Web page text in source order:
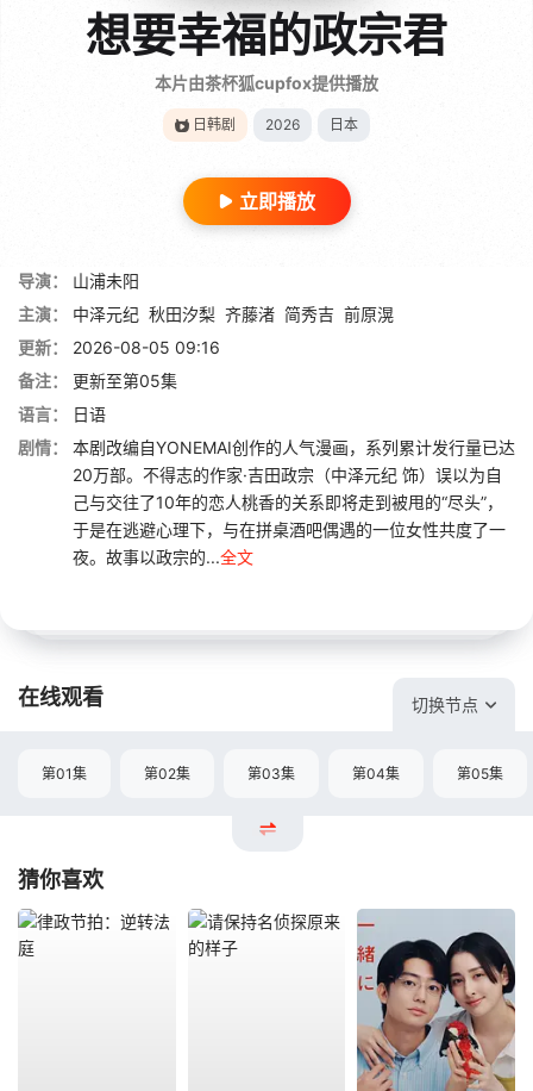
想要幸福的政宗君
本片由茶杯狐cupfox提供播放
日韩剧 2026 日本
立即播放
导演：
山浦未阳
主演：
中泽元纪 秋田汐梨 齐藤渚 简秀吉 前原滉
更新：
2026-08-05 09:16
备注：
更新至第05集
语言：
日语
剧情：
本剧改编自YONEMAI创作的人气漫画，系列累计发行量已达
20万部。不得志的作家·吉田政宗（中泽元纪 饰）误以为自
己与交往了10年的恋人桃香的关系即将走到被甩的“尽头”，
于是在逃避心理下，与在拼桌酒吧偶遇的一位女性共度了一
夜。故事以政宗的...全文
在线观看 切换节点
第01集 第02集 第03集 第04集 第05集
猜你喜欢